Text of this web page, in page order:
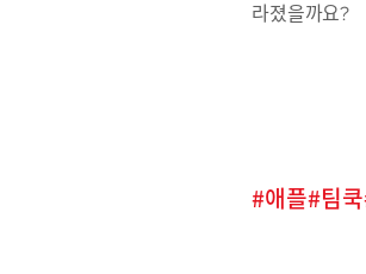
라졌을까요?
애플 팀쿡